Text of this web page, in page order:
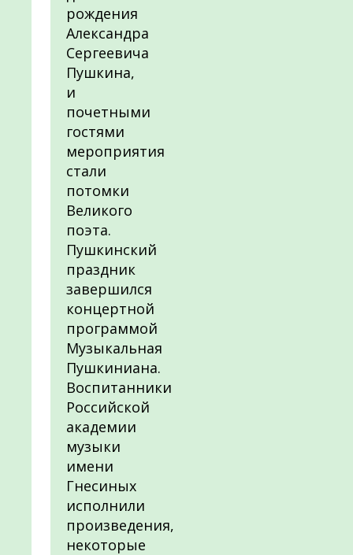
рождения
Александра
Сергеевича
Пушкина,
и
почетными
гостями
мероприятия
стали
потомки
Великого
поэта.
Пушкинский
праздник
завершился
концертной
программой
Музыкальная
Пушкиниана.
Воспитанники
Российской
академии
музыки
имени
Гнесиных
исполнили
произведения,
некоторые